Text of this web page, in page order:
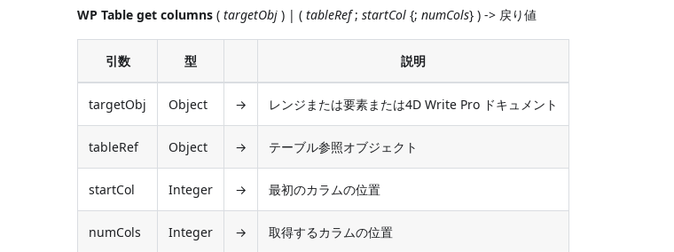
WP Table get columns (targetObj ) | (tableRef;startCol {;numCols} ) -> 戻り値
引数 型 説明
targetObj Object → レンジまたは要素または4D Write Pro ドキュメント
tableRef Object → テーブル参照オブジェクト
startCol Integer → 最初のカラムの位置
numCols Integer → 取得するカラムの位置